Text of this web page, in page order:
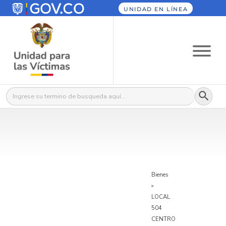
UNIDAD EN LÍNEA
Buscar: Botón
Bienes
»
LOCAL
504
CENTRO